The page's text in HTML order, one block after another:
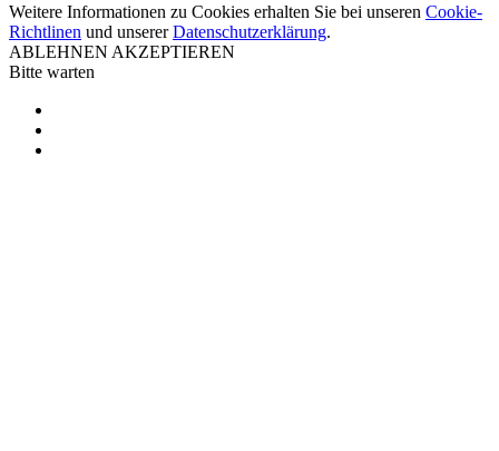
Weitere Informationen zu Cookies erhalten Sie bei unseren Cookie-
Richtlinen und unsererDatenschutzerklärung.
ABLEHNEN AKZEPTIEREN
Bitte warten